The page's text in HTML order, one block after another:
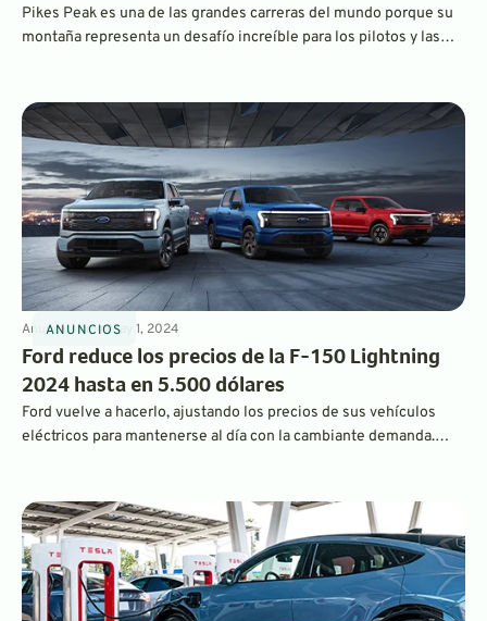
Pikes Peak es una de las grandes carreras del mundo porque su
montaña representa un desafío increíble para los pilotos y las
eléctricos dominaron el evento en 2024.
ANUNCIOS
Anuncios4minMay 1, 2024
Ford reduce los precios de la F-150 Lightning
2024 hasta en 5.500 dólares
Ford vuelve a hacerlo, ajustando los precios de sus vehículos
eléctricos para mantenerse al día con la cambiante demanda.
populares ahora comienza por debajo de los 70.000 dólares del
MSRP.